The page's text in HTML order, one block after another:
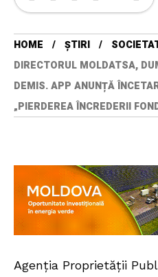
HOME ȘTIRI
DIRECTORUL MOLDATSA,
DEMIS. APP ANUNȚĂ
„PIERDEREA ÎNCREDERII
Agenția Proprietății